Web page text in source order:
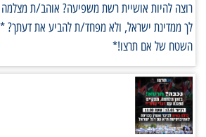
רוצה להיות אושיית רשת משפיעה? אוהב/ת מצלמה
לך ממדינת ישראל, ולא מפחד/ת להביע את דעתך?
השטח של אם תרצו!*